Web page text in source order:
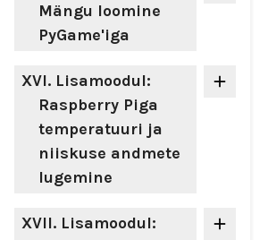
Mängu loomine
PyGame'iga
XVI. Lisamoodul:
Raspberry Piga
temperatuuri ja
niiskuse andmete
lugemine
XVII. Lisamoodul: